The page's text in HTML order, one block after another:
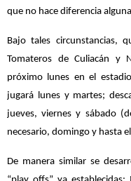
que no hace diferencia
Bajo tales circunstancias,
Tomateros de Culiacán y
próximo lunes en el
jugará lunes y martes;
jueves, viernes y sábado
necesario, domingo y hasta
De manera similar se